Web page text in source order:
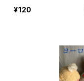
ルとフルヴィー
¥120